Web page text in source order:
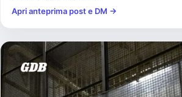
Apri anteprima post e DM →